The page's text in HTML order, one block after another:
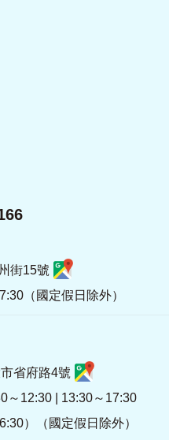
街15號
（國定假日除外）
省府路4號
～12:30 | 13:30～17:30
）（國定假日除外）